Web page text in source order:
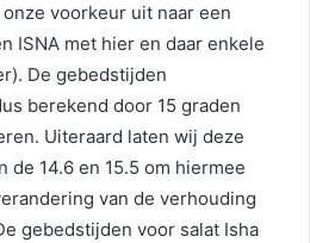
voorkeur uit naar een
ISNA met hier en daar enkele
De gebedstijden
berekend door 15 graden
Uiteraard laten wij deze
de 14.6 en 15.5 om hiermee
van de verhouding
gebedstijden voor salat Isha